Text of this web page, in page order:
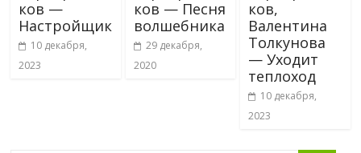
ков —
Настройщик
10 декабря,
2023
ков — Песня
волшебника
29 декабря,
2020
ков,
Валентина
Толкунова
— Уходит
теплоход
10 декабря,
2023